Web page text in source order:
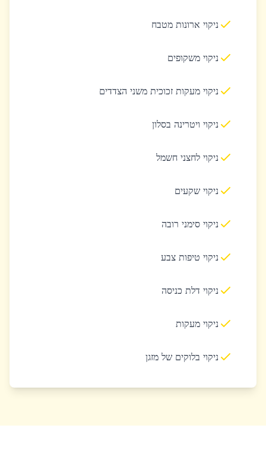
ניקוי ארונות מטבח
ניקוי משקופים
ניקוי מעקות זכוכית משני הצדדים
ניקוי ויטרינה בסלון
ניקוי לחצני חשמל
ניקוי שקעים
ניקוי סימני רובה
ניקוי טיפות צבע
ניקוי דלת כניסה
ניקוי מעקות
ניקוי בלוקים של מזגן